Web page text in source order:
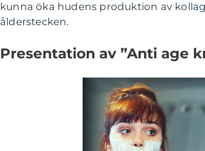
kunna öka hudens produktion av
ålderstecken.
Presentation av ”Anti age